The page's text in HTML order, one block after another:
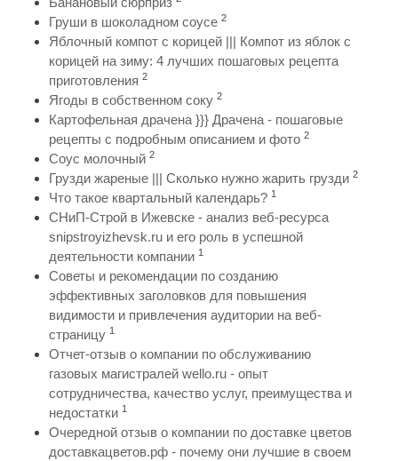
Груши в шоколадном соусе 2
Яблочный компот с корицей ||| Компот из яблок с
корицей на зиму: 4 лучших пошаговых рецепта
приготовления 2
Ягоды в собственном соку 2
Картофельная драчена }}} Драчена - пошаговые
рецепты с подробным описанием и фото 2
Соус молочный 2
Грузди жареные ||| Сколько нужно жарить грузди 2
Что такое квартальный календарь? 1
СНиП-Строй в Ижевске - анализ веб-ресурса
snipstroyizhevsk.ru и его роль в успешной
деятельности компании 1
Советы и рекомендации по созданию
эффективных заголовков для повышения
видимости и привлечения аудитории на веб-
страницу 1
Отчет-отзыв о компании по обслуживанию
газовых магистралей wello.ru - опыт
сотрудничества, качество услуг, преимущества и
недостатки 1
Очередной отзыв о компании по доставке цветов
доставкацветов.рф - почему они лучшие в своем